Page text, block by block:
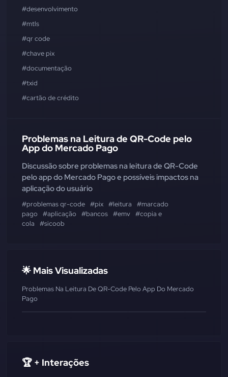
#desenvolvimento
#mtls
#qr code
#chave pix
#documentação
#txid
#cartão de crédito
Problemas na Leitura de QR-Code pelo
App do Mercado Pago
Discussão sobre problemas na leitura de QR-Code
pelo app do Mercado Pago e possíveis impactos na
aplicação do usuário
#problemas qr-code #pix #leitura
#marcado
pago
#aplicação #bancos #emv #copia e
cola
#sicoob
🌟 Mais Visualizadas
Problemas Na Leitura De QR-Code Pelo App Do Mercado
Pago
🏆 + Interações